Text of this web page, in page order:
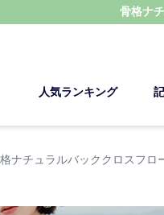
骨格ナ
人気ランキング
ナチュラルバッククロスフロ